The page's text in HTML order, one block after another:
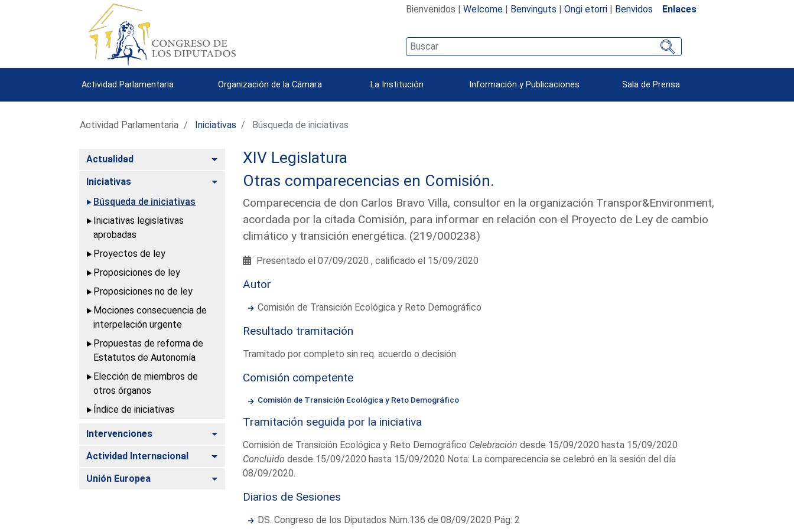
Bienvenidos | Welcome| Benvinguts | Ongi etorri| Benvidos Enlaces
Actividad Parlamentaria Organización de la Cámara La Institución Información y Publicaciones Sala de Prensa
Actividad Parlamentaria Iniciativas Búsqueda de iniciativas
Actualidad Alternar
Iniciativas
Alternar
Búsqueda de iniciativas
Iniciativas legislativas
aprobadas
Proyectos de ley
Proposiciones de ley
Proposiciones no de ley
Mociones consecuencia de
interpelación urgente
Propuestas de reforma de
Estatutos de Autonomía
Elección de miembros de
otros órganos
Índice de iniciativas
Intervenciones Alternar
Actividad Internacional Alternar
Unión Europea Alternar
XIV Legislatura
Otras comparecencias en Comisión.
Comparecencia de don Carlos Bravo Villa, consultor en la organización Transpor&Environment,
acordada por la citada Comisión, para informar en relación con el Proyecto de Ley de cambio
climático y transición energética. (219/000238)
Presentado el 07/09/2020 , calificado el 15/09/2020
Autor
Comisión de Transición Ecológica y Reto Demográfico
Resultado tramitación
Tramitado por completo sin req. acuerdo o decisión
Comisión competente
Comisión de Transición Ecológica y Reto Demográfico
Tramitación seguida por la iniciativa
Comisión de Transición Ecológica y Reto Demográfico Celebración desde 15/09/2020 hasta 15/09/2020
Concluido desde 15/09/2020 hasta 15/09/2020 Nota: La comparecencia se celebró en la sesión del día
08/09/2020.
Diarios de Sesiones
DS. Congreso de los Diputados Núm.136 de 08/09/2020 Pág: 2